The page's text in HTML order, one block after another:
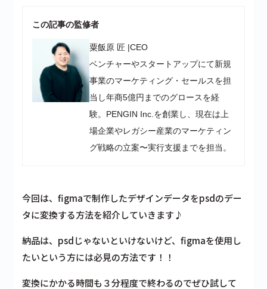
この記事の監修者
粟飯原 匠 |CEO
ベンチャーやスタートアップにて新規
事業のマーケティング・セールスを担
当し年商5億円までのグロースを経
験。PENGIN Inc.を創業し、現在は上
場企業やレガシー産業のマーケティン
グ戦略の立案〜実行支援までを担当。
今回は、figmaで制作したデザインデータをpsdのデー
タに変換する方法を紹介していきます♪
納品は、psdじゃないといけないけど、figmaを使用し
たいという方には必見の方法です！！
変換にかかる時間も３分程度で終わるのでぜひ試して